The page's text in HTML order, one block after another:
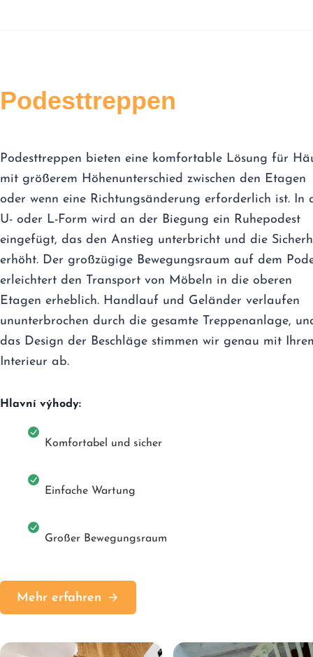
Podesttreppen
Podesttreppen bieten eine komfortable Lösung für
mit größerem Höhenunterschied zwischen den Etagen
oder wenn eine Richtungsänderung erforderlich ist. In
U- oder L-Form wird an der Biegung ein Ruhepodest
eingefügt, das den Anstieg unterbricht und die
erhöht. Der großzügige Bewegungsraum auf dem
erleichtert den Transport von Möbeln in die oberen
Etagen erheblich. Handlauf und Geländer verlaufen
ununterbrochen durch die gesamte Treppenanlage,
das Design der Beschläge stimmen wir genau mit
Interieur ab.
Hlavní výhody:
Komfortabel und sicher
Einfache Wartung
Großer Bewegungsraum
Mehr erfahren